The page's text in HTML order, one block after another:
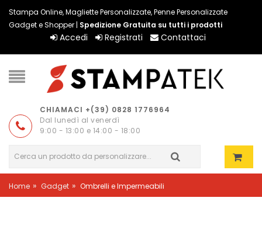
Stampa Online, Magliette Personalizzate, Penne Personalizzate
Gadget e Shopper | Spedizione Gratuita su tutti i prodotti
Accedi Registrati Contattaci
CHIAMACI +(39) 0828 1776964
Dal lunedì al venerdì
9:00 - 13:00 e 14:00 - 18:00
Home » Gadget » Ombrelli e Impermeabili